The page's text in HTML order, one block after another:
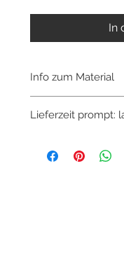
In
Info zum Material
Österreich
entwickelten
sehr lederähnlich
Lieferzeit prompt: